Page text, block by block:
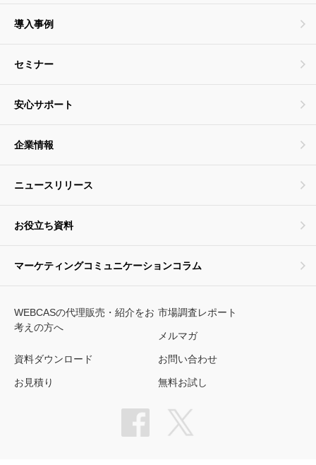
導入事例
セミナー
安心サポート
企業情報
ニュースリリース
お役立ち資料
マーケティングコミュニケーションコラム
WEBCASの代理販売・紹介をお
考えの方へ
市場調査レポート
メルマガ
資料ダウンロード お問い合わせ
お見積り 無料お試し